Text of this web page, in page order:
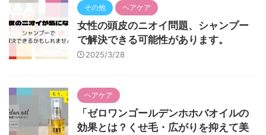
その他 ヘアケア
女性の頭皮のニオイ問題、シャンプー
で解決できる可能性があります。
2025/3/28
ヘアケア
「ゼロワンゴールデンホホバオイルの
効果とは？くせ毛・広がりを抑えて美